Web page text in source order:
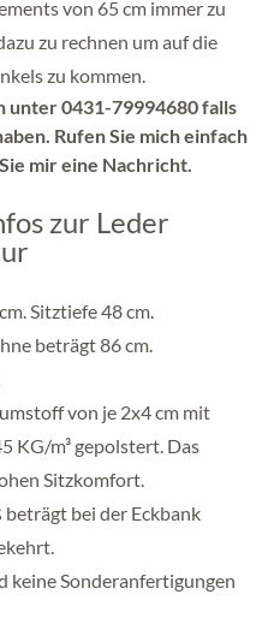
von 65 cm immer zu
zu rechnen um auf die
zu kommen.
unter 0431-79994680 falls
Rufen Sie mich einfach
mir eine Nachricht.
zur Leder
Sitztiefe 48 cm.
beträgt 86 cm.
von je 2x4 cm mit
KG/m³ gepolstert. Das
Sitzkomfort.
bei der Eckbank
Sonderanfertigungen